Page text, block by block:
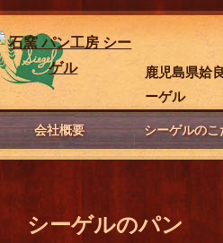
鹿児島県姶
ーゲル
会社概要 シーゲルのこ
シーゲルのパン